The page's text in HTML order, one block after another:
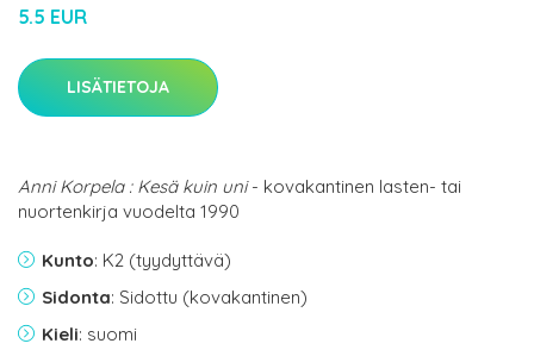
5.5 EUR
LISÄTIETOJA
Anni Korpela : Kesä kuin uni- kovakantinen lasten- tai
nuortenkirja vuodelta 1990
Kunto: K2 (tyydyttävä)
Sidonta: Sidottu (kovakantinen)
Kieli: suomi